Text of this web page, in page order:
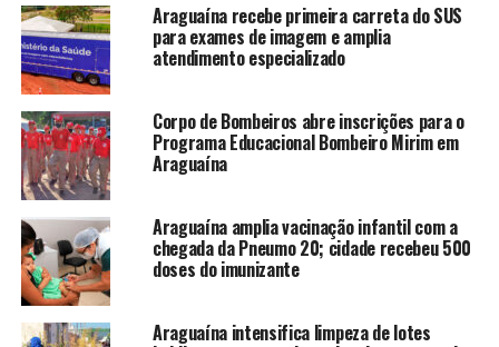
Araguaína recebe primeira carreta do SUS
para exames de imagem e amplia
atendimento especializado
Corpo de Bombeiros abre inscrições para o
Programa Educacional Bombeiro Mirim em
Araguaína
Araguaína amplia vacinação infantil com a
chegada da Pneumo 20; cidade recebeu 500
doses do imunizante
Araguaína intensifica limpeza de lotes